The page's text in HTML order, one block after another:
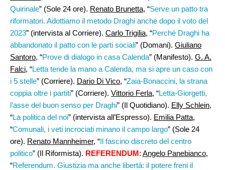
Quirinale” (Sole 24 ore). Renato Brunetta, “Serve un patto tra
riformatori. Adottiamo il metodo Draghi anche dopo il voto del
2023” (intervista al Corriere). Carlo Trigilia, “Perché Draghi ha
abbandonato il patto con le parti sociali” (Domani). Giuliano
Santoro, “Prove di dialogo in casa Calenda” (Manifesto). G. A.
Falci, “Letta tende la mano a Calenda, ma si apre un caso con
i 5 stelle” (Corriere). Dario Di Vico, “Zaia-Bonaccini, la strana
coppia oltre i partiti” (Corriere). Vittorio Ferla, “Letta-Giorgetti,
l’asse del buon senso per Draghi” (Il Quotidiano). Elly Schlein,
“La politica del noi” (intervista all’Espresso). Emilia Patta,
“Comunali, i veti incrociati minano il campo largo” (Sole 24
ore). Renato Mannheimer, “Il fascino discreto del centro
politico” (Il Riformista). REFERENDUM: Angelo Panebianco,
“Referendum. Giustizia ma anche libertà: il potere freni il